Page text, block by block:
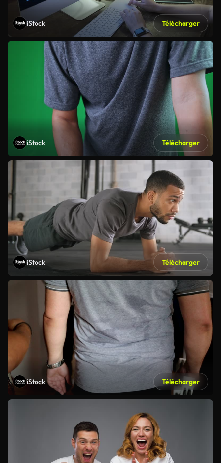
iStock Télécharger
iStock Télécharger
iStock Télécharger
iStock Télécharger